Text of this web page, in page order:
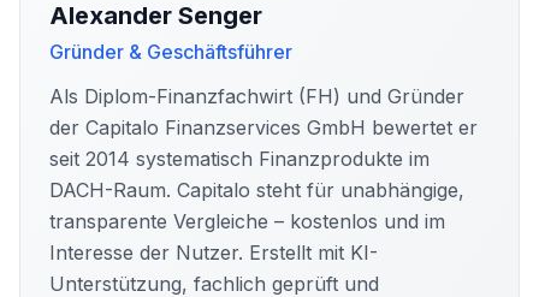
Alexander Senger
Gründer & Geschäftsführer
Als Diplom-Finanzfachwirt (FH) und Gründer
der Capitalo Finanzservices GmbH bewertet er
seit 2014 systematisch Finanzprodukte im
DACH-Raum. Capitalo steht für unabhängige,
transparente Vergleiche – kostenlos und im
Interesse der Nutzer. Erstellt mit KI-
Unterstützung, fachlich geprüft und